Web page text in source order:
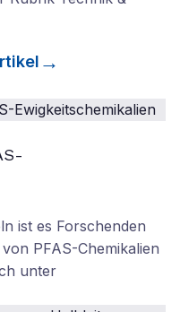
ist es Forschenden
PFAS-Chemikalien
unter